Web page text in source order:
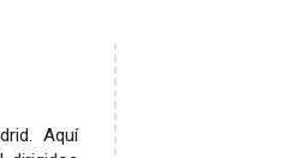
Aquí